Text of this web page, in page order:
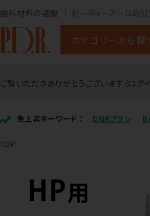
歯科材料の通販 ピーディーアールの
カテゴリーから探
ご覧いただきありがとうございます（ログ
急上昇キーワード ： DNAブラシ
TOP